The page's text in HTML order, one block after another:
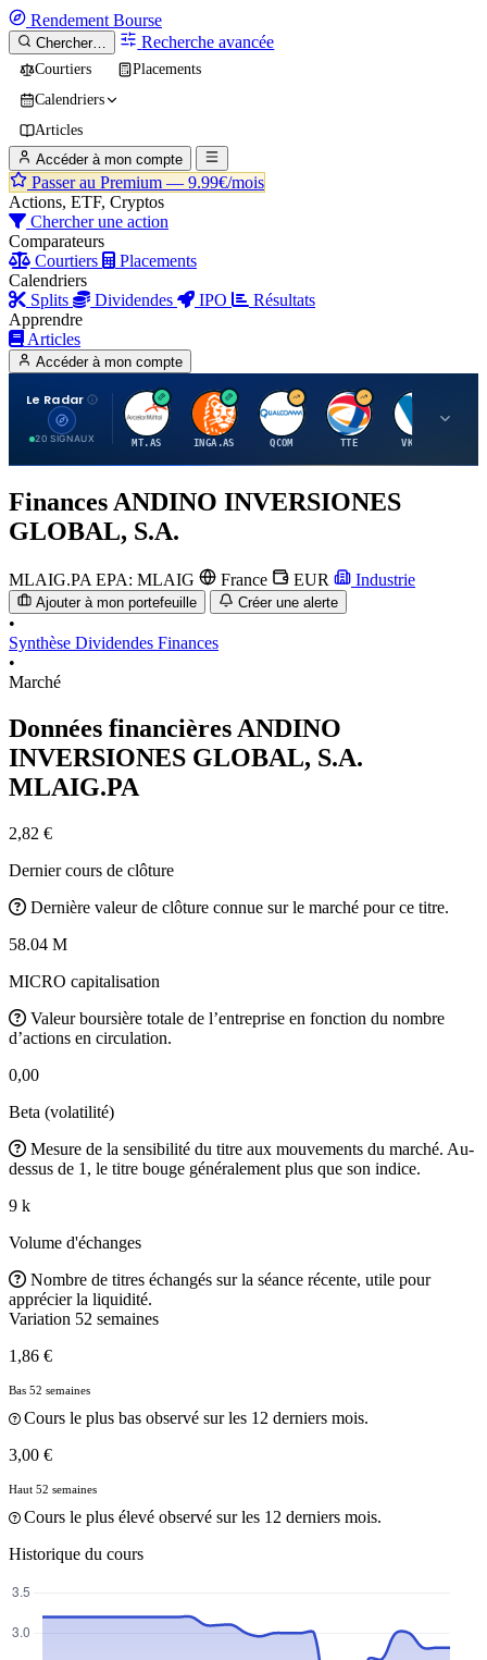
Rendement Bourse
Chercher… Recherche avancée
Courtiers
Placements
Calendriers
Articles
Accéder à mon compte
Passer au Premium — 9.99€/mois
Actions, ETF, Cryptos
Chercher une action
Comparateurs
Courtiers
Placements
Calendriers
Splits
Dividendes IPO
Résultats
Apprendre
Articles
Accéder à mon compte
Le Radar
20 SIGNAUX
A
MT.AS
I
INGA.AS
Q
QCOM
T
TTE VK.PA
Finances ANDINO INVERSIONES
GLOBAL, S.A.
MLAIG.PA EPA: MLAIG France EUR Industrie
Ajouter à mon portefeuille Créer une alerte
•
Synthèse Dividendes Finances
•
Marché
Données financières ANDINO
INVERSIONES GLOBAL, S.A.
MLAIG.PA
2,82 €
Dernier cours de clôture
Dernière valeur de clôture connue sur le marché pour ce titre.
58.04 M
MICRO capitalisation
Valeur boursière totale de l’entreprise en fonction du nombre
d’actions en circulation.
0,00
Beta (volatilité)
Mesure de la sensibilité du titre aux mouvements du marché. Au-
dessus de 1, le titre bouge généralement plus que son indice.
9 k
Volume d'échanges
Nombre de titres échangés sur la séance récente, utile pour
apprécier la liquidité.
Variation 52 semaines
1,86 €
Bas 52 semaines
Cours le plus bas observé sur les 12 derniers mois.
3,00 €
Haut 52 semaines
Cours le plus élevé observé sur les 12 derniers mois.
Historique du cours